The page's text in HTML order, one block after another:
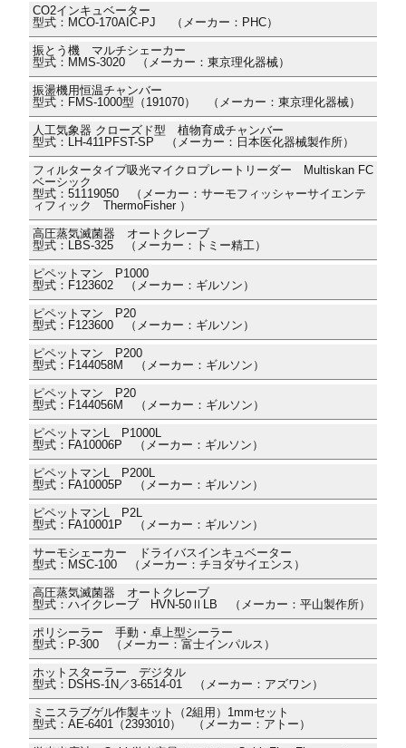
CO2インキュベーター
型式：MCO-170AIC-PJ （メーカー：PHC）
振とう機 マルチシェーカー
型式：MMS-3020 （メーカー：東京理化器械）
振盪機用恒温チャンバー
型式：FMS-1000型（191070） （メーカー：東京理化器械）
人工気象器 クローズド型 植物育成チャンバー
型式：LH-411PFST-SP （メーカー：日本医化器械製作所）
フィルタータイプ吸光マイクロプレートリーダー Multiskan FC
ベーシック
型式：51119050 （メーカー：サーモフィッシャーサイエンテ
ィフィック ThermoFisher ）
高圧蒸気滅菌器 オートクレーブ
型式：LBS-325 （メーカー：トミー精工）
ピペットマン P1000
型式：F123602 （メーカー：ギルソン）
ピペットマン P20
型式：F123600 （メーカー：ギルソン）
ピペットマン P200
型式：F144058M （メーカー：ギルソン）
ピペットマン P20
型式：F144056M （メーカー：ギルソン）
ピペットマンL P1000L
型式：FA10006P （メーカー：ギルソン）
ピペットマンL P200L
型式：FA10005P （メーカー：ギルソン）
ピペットマンL P2L
型式：FA10001P （メーカー：ギルソン）
サーモシェーカー ドライバスインキュベーター
型式：MSC-100 （メーカー：チヨダサイエンス）
高圧蒸気滅菌器 オートクレーブ
型式：ハイクレーブ HVN-50ⅡLB （メーカー：平山製作所）
ポリシーラー 手動・卓上型シーラー
型式：P-300 （メーカー：富士インパルス）
ホットスターラー デジタル
型式：DSHS-1N／3-6514-01 （メーカー：アズワン）
ミニスラブゲル作製キット（2組用）1mmセット
型式：AE-6401（2393010） （メーカー：アトー）